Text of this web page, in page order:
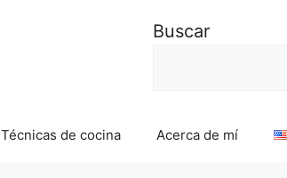
Buscar
Técnicas de cocina Acerca de mí